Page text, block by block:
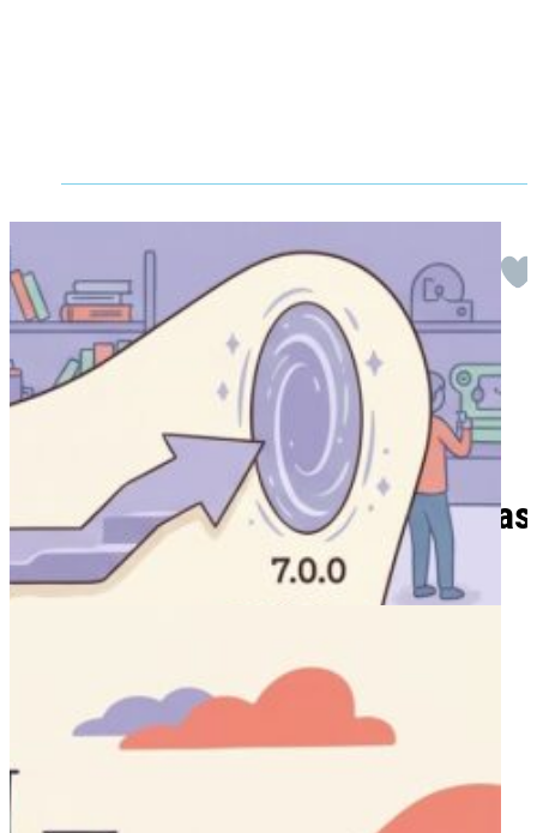
Volver a Novedades
Publicaciones relacionadas